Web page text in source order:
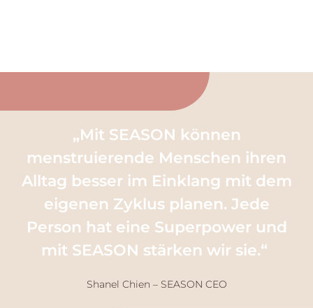
„Mit SEASON können
menstruierende Menschen ihren
Alltag besser im Einklang mit dem
eigenen Zyklus planen. Jede
Person hat eine Superpower und
mit SEASON stärken wir sie.“
Shanel Chien – SEASON CEO